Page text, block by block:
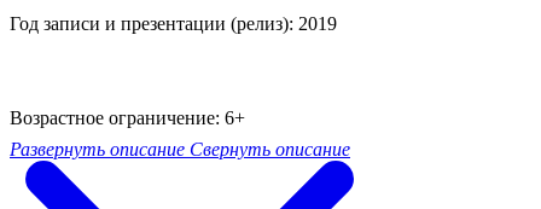
Год записи и презентации (релиз): 2019
Возрастное ограничение: 6+
Развернуть описание Свернуть описание